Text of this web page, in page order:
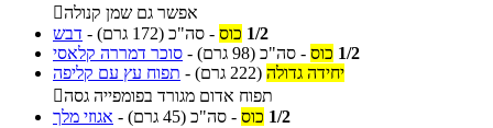
אפשר גם שמן קנולה
דבש - 1/2 כוס - סה"כ (172 גרם)
סוכר דמררה קלאסי - 1/2 כוס - סה"כ (98 גרם)
תפוח עץ עם קליפה - יחידה גדולה (222 גרם)
תפוח אדום מגורד בפומפייה גסה
אגוזי מלך - 1/2 כוס - סה"כ (45 גרם)